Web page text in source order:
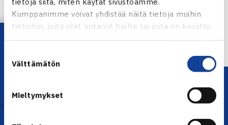
Kumppanimme voivat yhdistää näitä tietoja muihin
tietoihin, joita olet antanut heille tai joita on kerätty,
kun olet käyttänyt heidän palvelujaan.
valinta
Välttämätön
Mieltymykset
← Edellinen
Lataa OmaTennis!